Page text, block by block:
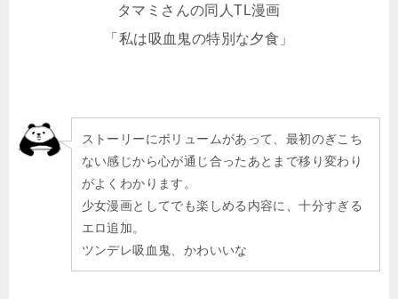
タマミさんの同人TL漫画
「私は吸血鬼の特別な夕食」
ストーリーにボリュームがあって、最初のぎこち
ない感じから心が通じ合ったあとまで移り変わり
がよくわかります。
少女漫画としてでも楽しめる内容に、十分すぎる
エロ追加。
ツンデレ吸血鬼、かわいいな